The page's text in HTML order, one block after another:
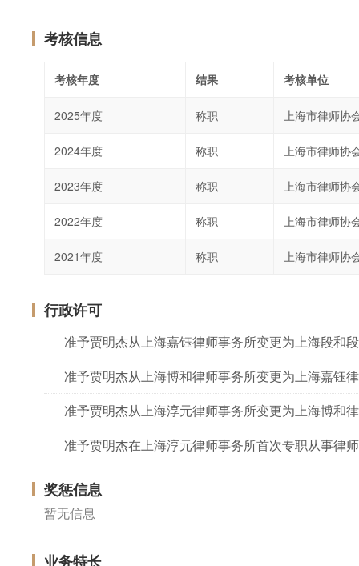
考核信息
考核年度 结果 考核单位
2025年度 称职 上海市律师协
2024年度 称职 上海市律师协
2023年度 称职 上海市律师协
2022年度 称职 上海市律师协
2021年度 称职 上海市律师协
行政许可
准予贾明杰从上海嘉钰律师事务所变更为上海段和
准予贾明杰从上海博和律师事务所变更为上海嘉钰
准予贾明杰从上海淳元律师事务所变更为上海博和
准予贾明杰在上海淳元律师事务所首次专职从事律
奖惩信息
暂无信息
业务特长